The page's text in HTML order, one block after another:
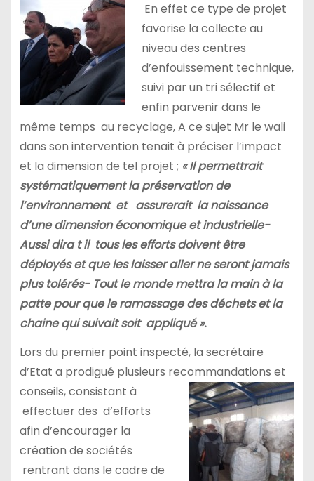
En effet ce type de projet
favorise la collecte au
niveau des centres
d’enfouissement technique,
suivi par un tri sélectif et
enfin parvenir dans le
même temps au recyclage, A ce sujet Mr le wali
dans son intervention tenait à préciser l’impact
et la dimension de tel projet ; « Il permettrait
systématiquement la préservation de
l’environnement et assurerait la naissance
d’une dimension économique et industrielle-
Aussi dira t il tous les efforts doivent être
déployés et que les laisser aller ne seront jamais
plus tolérés- Tout le monde mettra la main à la
patte pour que le ramassage des déchets et la
chaine qui suivait soit appliqué ».
Lors du premier point inspecté, la secrétaire
d’Etat a prodigué plusieurs recommandations et
conseils,consistant à
effectuer des d’efforts
afin d’encourager la
création de sociétés
rentrant dans le cadre de